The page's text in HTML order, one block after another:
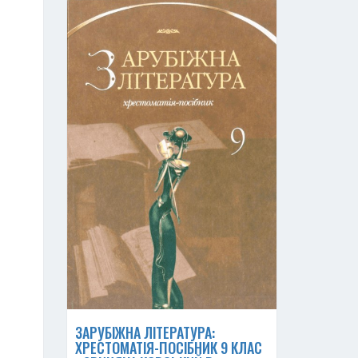
ЗАРУБІЖНА ЛІТЕРАТУРА:
ХРЕСТОМАТІЯ-ПОСІБНИК 9 КЛАС